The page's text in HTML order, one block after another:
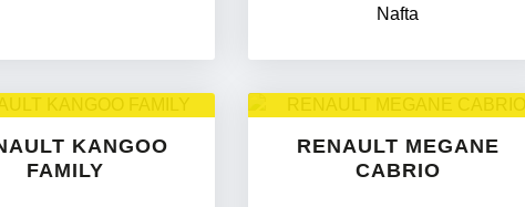
Nafta
KANGOO
FAMILY
RENAULT MEGANE
CABRIO